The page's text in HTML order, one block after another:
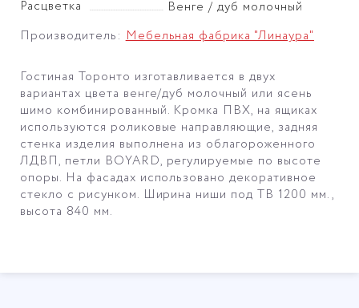
Расцветка
Венге / дуб молочный
Производитель:Мебельная фабрика "Линаура"
Гостиная Торонто изготавливается в двух
вариантах цвета венге/дуб молочный или ясень
шимо комбинированный. Кромка ПВХ, на ящиках
используются роликовые направляющие, задняя
стенка изделия выполнена из облагороженного
ЛДВП, петли BOYARD, регулируемые по высоте
опоры. На фасадах использовано декоративное
стекло с рисунком. Ширина ниши под ТВ 1200 мм.,
высота 840 мм.